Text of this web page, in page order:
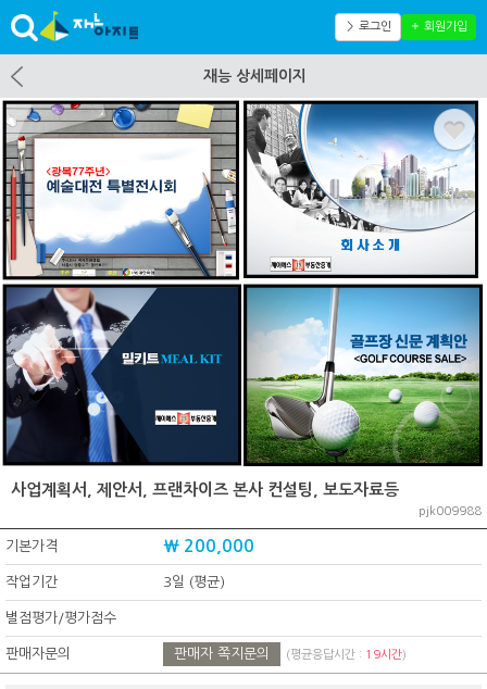
＞ 로그인 ＋ 회원가입
재능 상세페이지
사업계획서, 제안서, 프랜차이즈 본사 컨설팅, 보도자료등
pjk009988
기본가격 ₩ 200,000
작업기간 3일 (평균)
별점평가/평가점수
판매자문의 판매자 쪽지문의 (평균응답시간 : 19시간)